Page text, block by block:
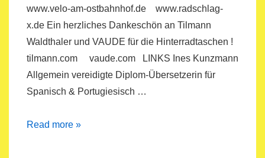
www.velo-am-ostbahnhof.de www.radschlag-
x.de Ein herzliches Dankeschön an Tilmann
Waldthaler und VAUDE für die Hinterradtaschen !
tilmann.com vaude.com LINKS Ines Kunzmann
Allgemein vereidigte Diplom-Übersetzerin für
Spanisch & Portugiesisch …
Sponsoren/Links
Read more »